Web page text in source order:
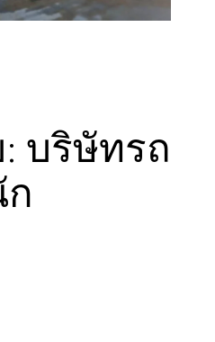
บริษัทรถ